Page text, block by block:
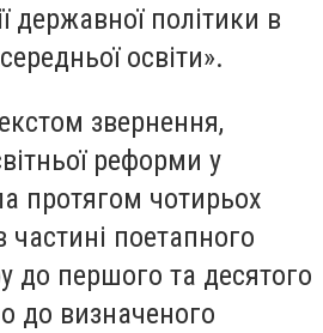
державної політики в
освіти».
звернення,
реформи у
протягом чотирьох
частині поетапного
до першого та десятого
до визначеного